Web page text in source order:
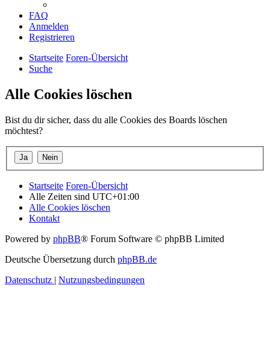
FAQ
Anmelden
Registrieren
Startseite Foren-Übersicht
Suche
Alle Cookies löschen
Bist du dir sicher, dass du alle Cookies des Boards löschen
möchtest?
Startseite Foren-Übersicht
Alle Zeiten sind UTC+01:00
Alle Cookies löschen
Kontakt
Powered by phpBB® Forum Software © phpBB Limited
Deutsche Übersetzung durch phpBB.de
Datenschutz | Nutzungsbedingungen